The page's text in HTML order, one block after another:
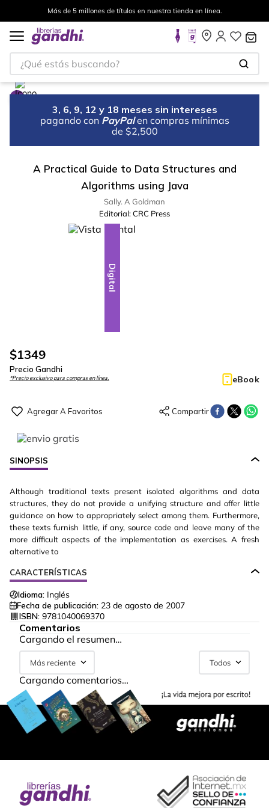
Más de 5 millones de títulos en nuestra tienda en línea.
¿Qué estás buscando?
3, 6, 9, 12 y 18 meses sin intereses
pagando con PayPal en compras mínimas
de $2,500
A Practical Guide to Data Structures and
Algorithms using Java
Sally. A Goldman
Editorial:CRC Press
Digital
$1349
Precio Gandhi
*Precio exclusivo para compras en línea. eBook
SINOPSIS
Although traditional texts present isolated algorithms and data
structures, they do not provide a unifying structure and offer little
guidance on how to appropriately select among them. Furthermore,
these texts furnish little, if any, source code and leave many of the
more difficult aspects of the implementation as exercises. A fresh
alternative to
CARACTERÍSTICAS
Idioma: Inglés
Fecha de publicación: 23 de agosto de 2007
ISBN: 9781040069370
Comentarios
Cargando el resumen…
Más reciente Todos
Cargando comentarios…